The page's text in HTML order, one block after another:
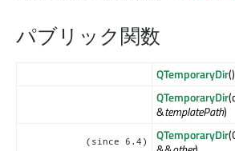
パブリック関数
QTemporaryDir()
QTemporaryDir
&templatePath)
(since 6.4) QTemporaryDir